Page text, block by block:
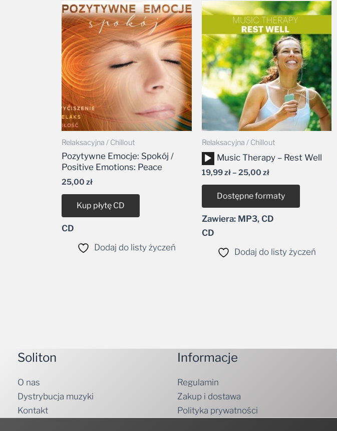
Relaksacyjna / Chillout
Pozytywne Emocje: Spokój /
Positive Emotions: Peace
25,00 zł
Kup płytę CD
CD
Dodaj do listy życzeń
Relaksacyjna / Chillout
Odtwarzacz
plików
dźwiękowych
Music Therapy – Rest Well
19,99zł– 25,00 zł
Zakres
cen:
od
19,99 zł
do
25,00 zł
Dostępne formaty
Zawiera: MP3, CD
CD
Dodaj do listy życzeń
Soliton
O nas
Dystrybucja muzyki
Kontakt
Informacje
Regulamin
Zakup i dostawa
Polityka prywatności